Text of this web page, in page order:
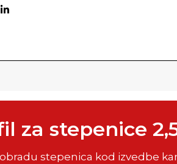
za stepenice
stepenica kod izvedbe